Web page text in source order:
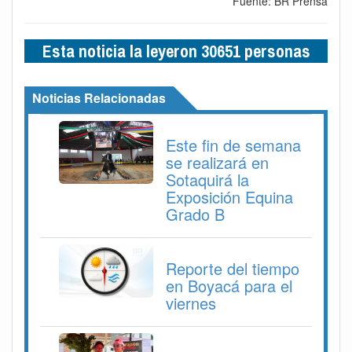
Esta noticia la leyeron 30651 personas
Noticias Relacionadas
Este fin de semana
se realizará en
Sotaquirá la
Exposición Equina
Grado B
Reporte del tiempo
en Boyacá para el
viernes